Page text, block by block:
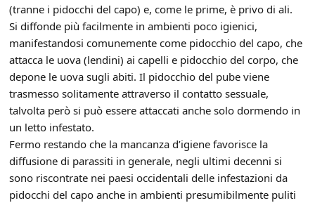
(tranne i pidocchi del capo) e, come le prime, è privo di ali.
Si diffonde più facilmente in ambienti poco igienici,
manifestandosi comunemente come pidocchio del capo, che
attacca le uova (lendini) ai capelli e pidocchio del corpo, che
depone le uova sugli abiti. Il pidocchio del pube viene
trasmesso solitamente attraverso il contatto sessuale,
talvolta però si può essere attaccati anche solo dormendo in
un letto infestato.
Fermo restando che la mancanza d’igiene favorisce la
diffusione di parassiti in generale, negli ultimi decenni si
sono riscontrate nei paesi occidentali delle infestazioni da
pidocchi del capo anche in ambienti presumibilmente puliti